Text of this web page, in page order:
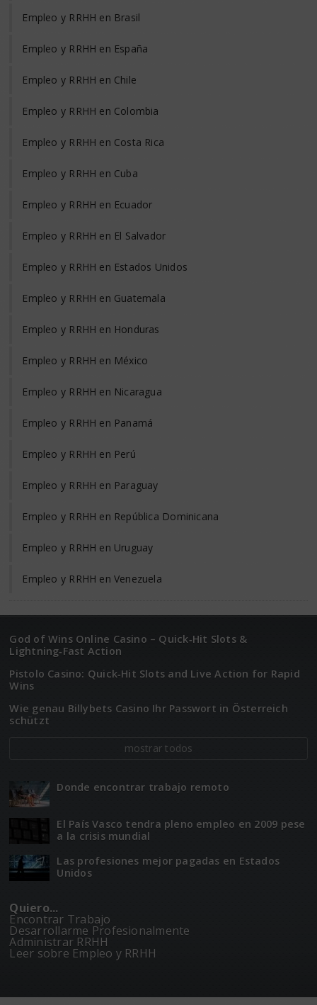
Empleo y RRHH en Brasil
Empleo y RRHH en España
Empleo y RRHH en Chile
Empleo y RRHH en Colombia
Empleo y RRHH en Costa Rica
Empleo y RRHH en Cuba
Empleo y RRHH en Ecuador
Empleo y RRHH en El Salvador
Empleo y RRHH en Estados Unidos
Empleo y RRHH en Guatemala
Empleo y RRHH en Honduras
Empleo y RRHH en México
Empleo y RRHH en Nicaragua
Empleo y RRHH en Panamá
Empleo y RRHH en Perú
Empleo y RRHH en Paraguay
Empleo y RRHH en República Dominicana
Empleo y RRHH en Uruguay
Empleo y RRHH en Venezuela
God of Wins Online Casino – Quick‑Hit Slots &
Lightning‑Fast Action
Pistolo Casino: Quick‑Hit Slots and Live Action for Rapid
Wins
Wie genau Billybets Casino Ihr Passwort in Österreich
schützt
mostrar todos
Donde encontrar trabajo remoto
El Paí­­s Vasco tendra pleno empleo en 2009 pese
a la crisis mundial
Las profesiones mejor pagadas en Estados
Unidos
Quiero...
Encontrar Trabajo
Desarrollarme Profesionalmente
Administrar RRHH
Leer sobre Empleo y RRHH